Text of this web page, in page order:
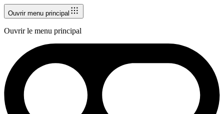
Ouvrir menu principal
Ouvrir le menu principal